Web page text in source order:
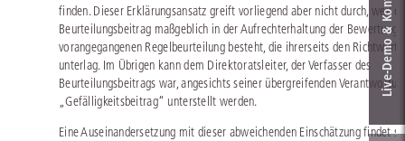
finden. Dieser Erklärungsansatz greift vorliegend aber nicht durch, weil
Beurteilungsbeitrag maßgeblich in der Aufrechterhaltung der
vorangegangenen Regelbeurteilung besteht, die ihrerseits den
unterlag. Im Übrigen kann dem Direktoratsleiter, der Verfasser des
Beurteilungsbeitrags war, angesichts seiner übergreifenden
„Gefälligkeitsbeitrag“ unterstellt werden.
Eine Auseinandersetzung mit dieser abweichenden Einschätzung findet
Live‑Demo & Kontakt